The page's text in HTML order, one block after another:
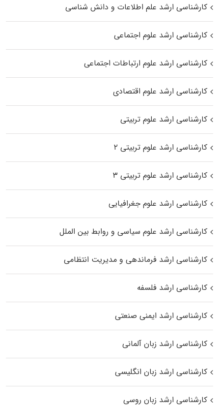
کارشناسی ارشد علم اطلاعات و دانش شناسی
کارشناسی ارشد علوم اجتماعی
کارشناسی ارشد علوم ارتباطات اجتماعی
کارشناسی ارشد علوم اقتصادی
کارشناسی ارشد علوم تربیتی
کارشناسی ارشد علوم تربیتی ۲
کارشناسی ارشد علوم تربیتی ۳
کارشناسی ارشد علوم جغرافیایی
کارشناسی ارشد علوم سیاسی و روابط بین الملل
کارشناسی ارشد فرماندهی و مدیریت انتظامی
کارشناسی ارشد فلسفه
کارشناسی ارشد ایمنی صنعتی
کارشناسی ارشد زبان آلمانی
کارشناسی ارشد زبان انگلیسی
کارشناسی ارشد زبان روسی